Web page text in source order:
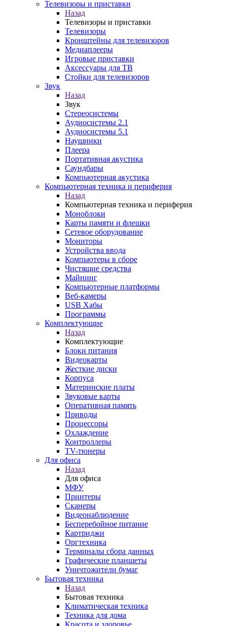
Телевизоры и приставки
Назад
Телевизоры и приставки
Телевизоры
Кронштейны для телевизоров
Медиаплееры
Игровые приставки
Аксессуары для ТВ
Стойки для телевизоров
Звук
Назад
Звук
Стереосистемы
Аудиосистемы 2.1
Аудиосистемы 5.1
Наушники
Плеера
Портативная акустика
Саундбары
Компьютерная акустика
Компьютерная техника и периферия
Назад
Компьютерная техника и периферия
Моноблоки
Карты памяти и флешки
Сетевое оборудование
Мониторы
Устройства ввода
Компьютеры в сборе
Чистящие средства
Майнинг
Компьютерные платформы
Веб-камеры
USB Хабы
Программы
Комплектующие
Назад
Комплектующие
Блоки питания
Видеокарты
Жесткие диски
Корпуса
Материнские платы
Звуковые карты
Оперативная память
Приводы
Процессоры
Охлаждение
Контроллеры
TV-тюнеры
Для офиса
Назад
Для офиса
МФУ
Принтеры
Сканеры
Видеонаблюдение
Бесперебойное питание
Картриджи
Оргтехника
Терминалы сбора данных
Графические планшеты
Уничтожители бумаг
Бытовая техника
Назад
Бытовая техника
Климатическая техника
Техника для дома
Красота и здоровье